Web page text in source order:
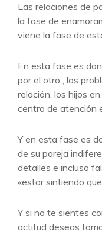
Las relaciones de
la fase de
viene la fase de
En esta fase es
por el otro , los
relación, los hijos
centro de atención
Y en esta fase es
de su pareja
detalles e incluso
«estar sintiendo
Y si no te sientes
actitud deseas